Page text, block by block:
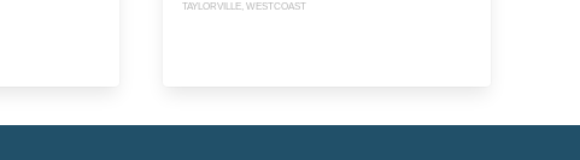
TAYLORVILLE, WESTCOAST